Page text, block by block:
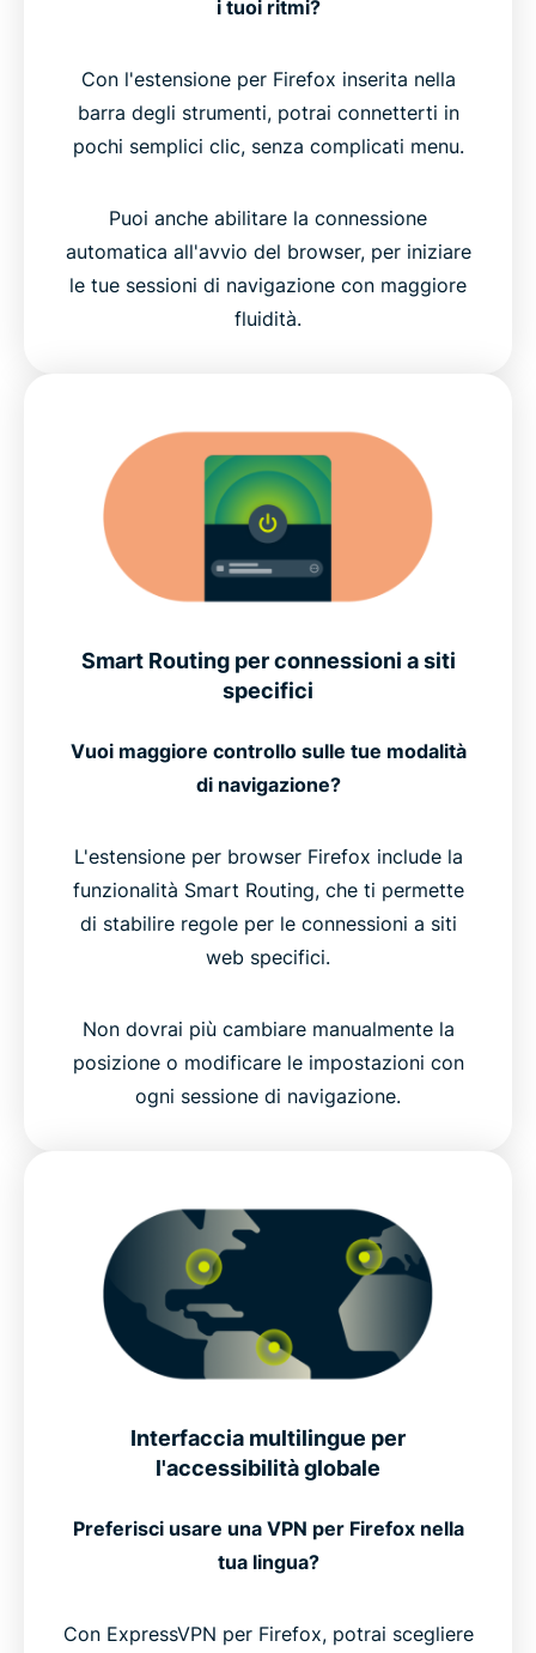
i tuoi ritmi?
Con l'estensione per Firefox inserita nella
barra degli strumenti, potrai connetterti in
pochi semplici clic, senza complicati menu.
Puoi anche abilitare la connessione
automatica all'avvio del browser, per iniziare
le tue sessioni di navigazione con maggiore
fluidità.
Smart Routing per connessioni a siti
specifici
Vuoi maggiore controllo sulle tue modalità
di navigazione?
L'estensione per browser Firefox include la
funzionalità Smart Routing, che ti permette
di stabilire regole per le connessioni a siti
web specifici.
Non dovrai più cambiare manualmente la
posizione o modificare le impostazioni con
ogni sessione di navigazione.
Interfaccia multilingue per
l'accessibilità globale
Preferisci usare una VPN per Firefox nella
tua lingua?
Con ExpressVPN per Firefox, potrai scegliere